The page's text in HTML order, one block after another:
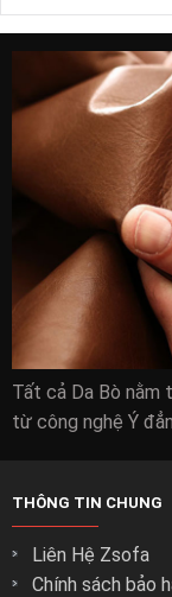
Tất cả Da Bò nằm
từ công nghệ Ý
THÔNG TIN CHUNG
Liên Hệ Zsofa
Chính sách bảo